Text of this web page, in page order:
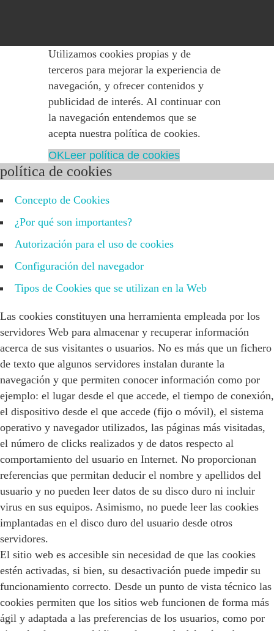
Utilizamos cookies propias y de
terceros para mejorar la experiencia de
navegación, y ofrecer contenidos y
publicidad de interés. Al continuar con
la navegación entendemos que se
acepta nuestra política de cookies.
OKLeer política de cookies
política de cookies
Concepto de Cookies
¿Por qué son importantes?
Autorización para el uso de cookies
Configuración del navegador
Tipos de Cookies que se utilizan en la Web
Las cookies constituyen una herramienta empleada por los
servidores Web para almacenar y recuperar información
acerca de sus visitantes o usuarios. No es más que un fichero
de texto que algunos servidores instalan durante la
navegación y que permiten conocer información como por
ejemplo: el lugar desde el que accede, el tiempo de conexión,
el dispositivo desde el que accede (fijo o móvil), el sistema
operativo y navegador utilizados, las páginas más visitadas,
el número de clicks realizados y de datos respecto al
comportamiento del usuario en Internet. No proporcionan
referencias que permitan deducir el nombre y apellidos del
usuario y no pueden leer datos de su disco duro ni incluir
virus en sus equipos. Asimismo, no puede leer las cookies
implantadas en el disco duro del usuario desde otros
servidores.
El sitio web es accesible sin necesidad de que las cookies
estén activadas, si bien, su desactivación puede impedir su
funcionamiento correcto. Desde un punto de vista técnico las
cookies permiten que los sitios web funcionen de forma más
ágil y adaptada a las preferencias de los usuarios, como por